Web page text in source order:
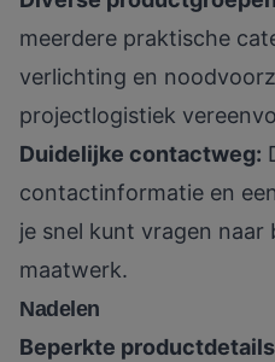
meerdere praktische
verlichting en
projectlogistiek
Duidelijke contactweg:
contactinformatie en
je snel kunt vragen naar
maatwerk.
Nadelen
Beperkte